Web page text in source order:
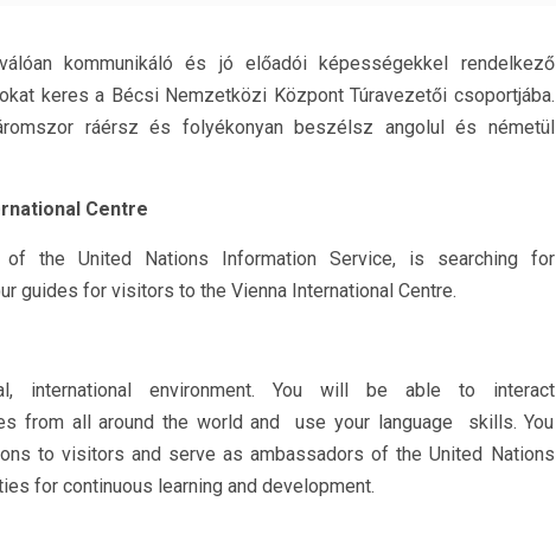
kommunikáló és jó előadói képességekkel rendelkező
keres a Bécsi Nemzetközi Központ Túravezetői csoportjába.
ráérsz és folyékonyan beszélsz angolul és németül
Centre
the United Nations Information Service, is searching for
guides for visitors to the Vienna International Centre.
international environment. You will be able to interact
from all around the world and use your language skills. You
to visitors and serve as ambassadors of the United Nations
for continuous learning and development.